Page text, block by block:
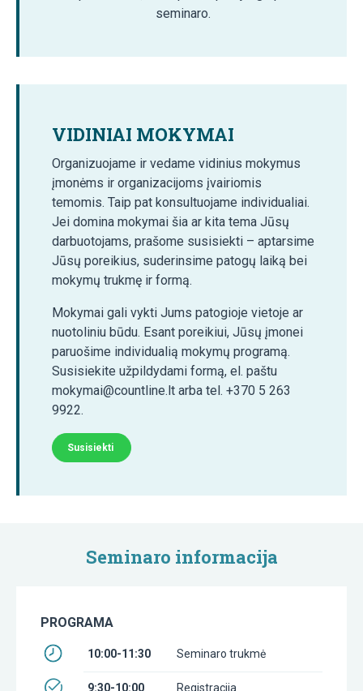
seminaro.
VIDINIAI MOKYMAI
Organizuojame ir vedame vidinius mokymus
įmonėms ir organizacijoms įvairiomis
temomis. Taip pat konsultuojame individualiai.
Jei domina mokymai šia ar kita tema Jūsų
darbuotojams, prašome susisiekti – aptarsime
Jūsų poreikius, suderinsime patogų laiką bei
mokymų trukmę ir formą.
Mokymai gali vykti Jums patogioje vietoje ar
nuotoliniu būdu. Esant poreikiui, Jūsų įmonei
paruošime individualią mokymų programą.
Susisiekite užpildydami formą, el. paštu
mokymai@countline.lt arba tel. +370 5 263
9922.
Susisiekti
Seminaro informacija
PROGRAMA
10:00-11:30 Seminaro trukmė
9:30-10:00 Registracija